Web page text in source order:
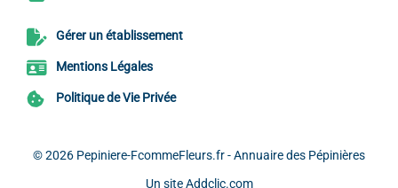
Gérer un établissement
Mentions Légales
Politique de Vie Privée
© 2026 Pepiniere-FcommeFleurs.fr - Annuaire des Pépinières
Un site Addclic.com